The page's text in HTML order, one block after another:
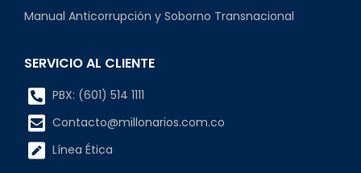
Manual Anticorrupción y Soborno Transnacional
SERVICIO AL CLIENTE
PBX: (601) 514 1111
Contacto@millonarios.com.co
Línea Ética